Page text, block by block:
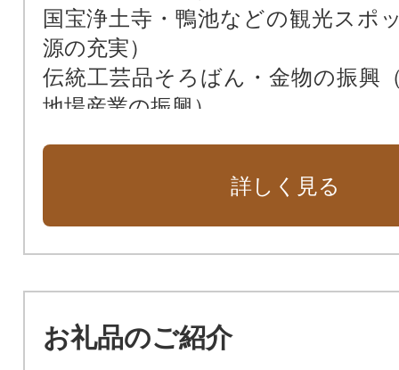
国宝浄土寺・鴨池などの観光スポ
源の充実）
伝統工芸品そろばん・金物の振興
地場産業の振興）
災害に強く安心して暮らせるまち
高校３年生（満18歳になる年度）
無料化（福祉の充実）
詳しく見る
お礼品のご紹介